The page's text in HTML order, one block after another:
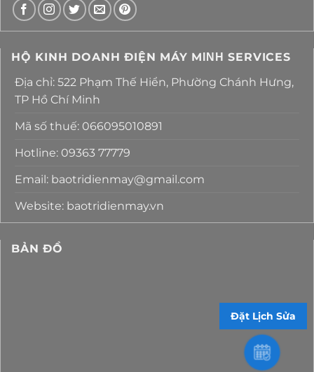
HỘ KINH DOANH ĐIỆN MÁY MΙΝΗ SERVICES
Địa chỉ: 522 Phạm Thế Hiển, Phường Chánh Hưng,
TP Hồ Chí Minh
Mã số thuế: 066095010891
Hotline: 09363 77779
Email: baotridienmay@gmail.com
Website: baotridienmay.vn
BẢN ĐỒ
Đặt Lịch Sửa